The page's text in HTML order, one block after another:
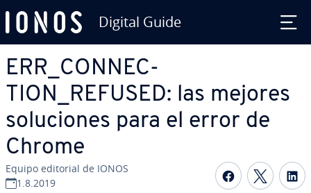
Digital Guide
ERR_CO­N­NE­C­
TION_REFUSED: las mejores
so­lu­cio­nes para el error de
Chrome
Equipo editorial de IONOS
1.8.2019
Compartir